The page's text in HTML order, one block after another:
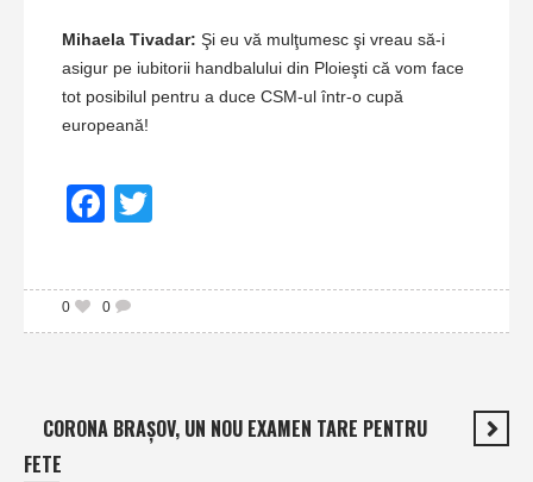
Mihaela Tivadar: Şi eu vă mulţumesc şi vreau să-i
asigur pe iubitorii handbalului din Ploieşti că vom face
tot posibilul pentru a duce CSM-ul într-o cupă
europeană!
Facebook
0
0
CORONA BRAŞOV, UN NOU EXAMEN TARE PENTRU
FETE